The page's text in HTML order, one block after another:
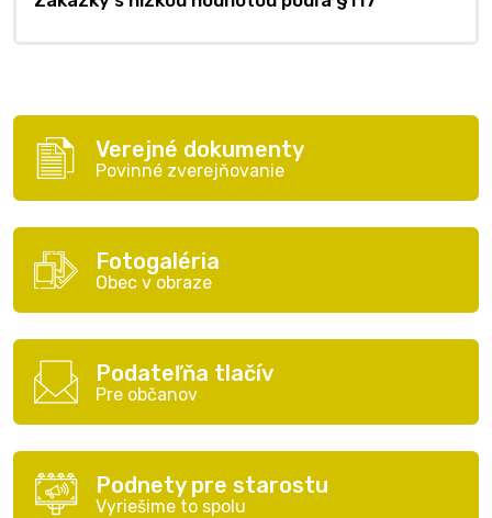
Verejné dokumenty
Povinné zverejňovanie
Fotogaléria
Obec v obraze
Podateľňa tlačív
Pre občanov
Podnety pre starostu
Vyriešime to spolu